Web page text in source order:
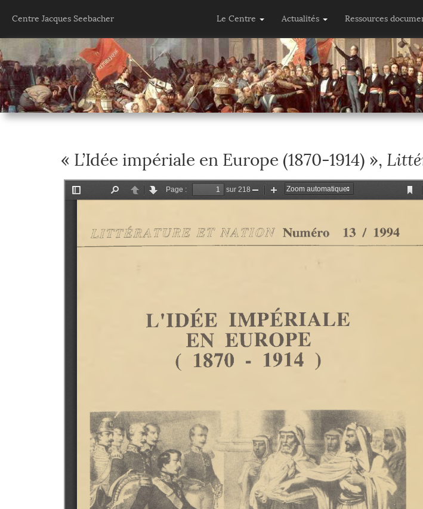
Centre Jacques Seebacher Le Centre Actualités Ressources
« L’Idée impériale en Europe (1870-1914) »,